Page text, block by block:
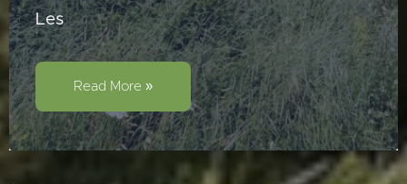
Les
à
manifestation
–
Petits
fruits
Read More »